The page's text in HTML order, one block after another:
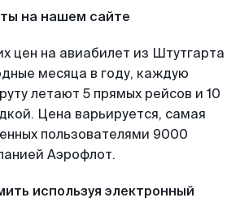
на нашем сайте
цен на авиабилет из Штутгарта
месяца в году, каждую
летают 5 прямых рейсов и 10
Цена варьируется, самая
пользователями 9000
Аэрофлот.
используя электронный